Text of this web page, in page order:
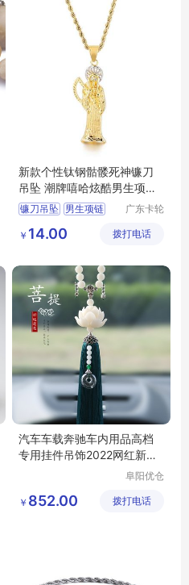
新款个性钛钢骷髅死神镰刀
吊坠 潮牌嘻哈炫酷男生项链
配饰批发
镰刀吊坠 男生项链
钛钢骷髅
配饰批发
广东卡轮
公司
￥ 14.00 拨打电话
汽车车载奔驰车内用品高档
专用挂件吊饰2022网红新款
阜阳优仓
限公司
￥ 852.00 拨打电话